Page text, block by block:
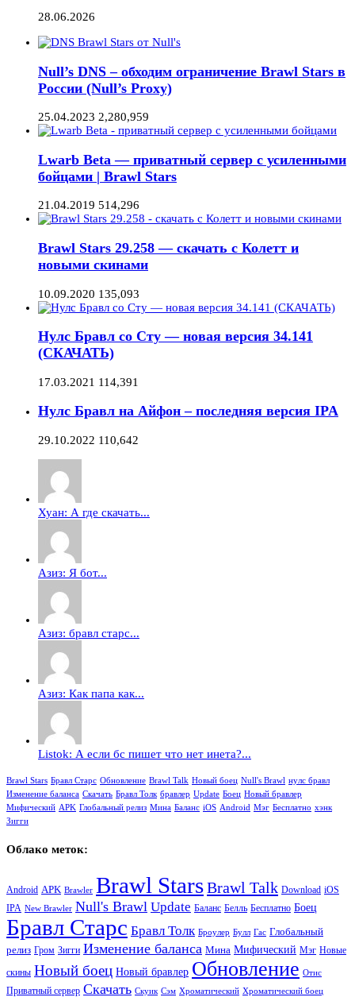
28.06.2026
Null’s DNS – обходим ограничение Brawl Stars в
России (Null’s Proxy)
25.04.2023 2,280,959
Lwarb Beta — приватный сервер с усиленными
бойцами | Brawl Stars
21.04.2019 514,296
Brawl Stars 29.258 — скачать с Колетт и
новыми скинами
10.09.2020 135,093
Нулс Бравл со Сту — новая версия 34.141
(СКАЧАТЬ)
17.03.2021 114,391
Нулс Бравл на Айфон – последняя версия IPA
29.10.2022 110,642
Хуан: А где скачать...
Азиз: Я бот...
Азиз: бравл старс...
Азиз: Как папа как...
Listok: А если бс пишет что нет инета?...
Brawl Stars Бравл Старс Обновление Brawl Talk Новый боец Null's Brawl нулс бравл
Изменение баланса Скачать Бравл Толк бравлер Update Боец Новый бравлер
Мифический APK Глобальный релиз Мина Баланс iOS Android Мэг Бесплатно хэнк
Зигги
Облако меток:
Android APK Brawler Brawl StarsBrawl Talk Download iOS
IPA New Brawler Null's Brawl Update Баланс Белль Бесплатно Боец
Бравл Старс Бравл Толк Броулер Булл Гас Глобальный
релиз Гром Зигги Изменение баланса Мина Мифический Мэг Новые
скины Новый боец Новый бравлер Обновление Отис
Приватный сервер Скачать Скуик Сэм Хроматический Хроматический боец